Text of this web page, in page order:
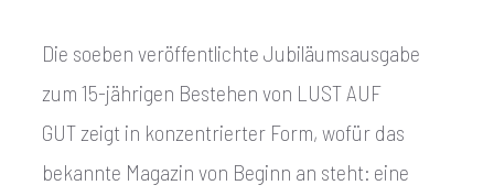
Die soeben veröffentlichte Jubiläumsausgabe
zum 15-jährigen Bestehen von LUST AUF
GUT zeigt in konzentrierter Form, wofür das
bekannte Magazin von Beginn an steht: eine